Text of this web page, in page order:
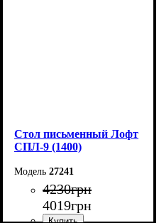
Стол письменный Лофт
СПЛ-9 (1400)
27241
4230грн
4019грн